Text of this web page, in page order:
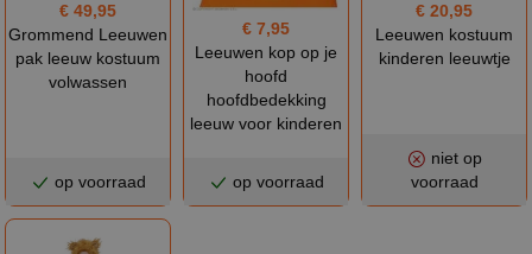
€ 49,95
Grommend Leeuwen
pak leeuw kostuum
volwassen
op voorraad
€ 7,95
Leeuwen kop op je
hoofd
hoofdbedekking
leeuw voor kinderen
op voorraad
€ 20,95
Leeuwen kostuum
kinderen leeuwtje
niet op
voorraad